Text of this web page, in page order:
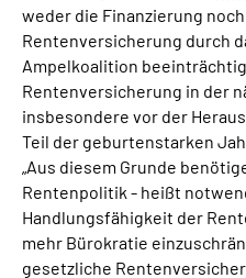
weder die Finanzierung
Rentenversicherung durch
Ampelkoalition
Rentenversicherung in der
insbesondere vor der
Teil der geburtenstarken
„Aus diesem Grunde
Rentenpolitik - heißt
Handlungsfähigkeit der
mehr Bürokratie
gesetzliche